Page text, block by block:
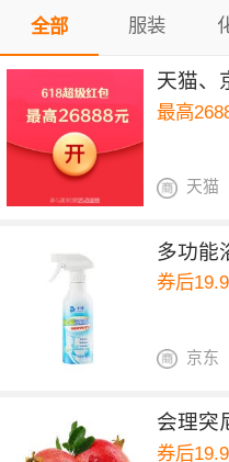
全部 服装
天猫、
最高
天猫
多功能
券后
京东
会理突
券后